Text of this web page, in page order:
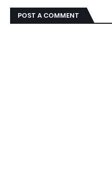
POST A COMMENT